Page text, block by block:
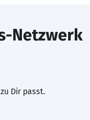
Netzwerk
Dir passt.